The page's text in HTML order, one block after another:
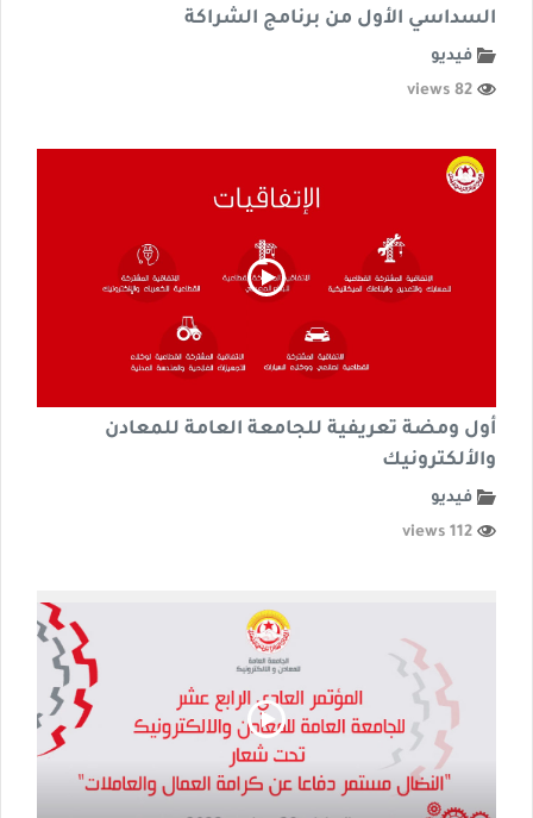
السداسي الأول من برنامج الشراكة
فيديو
أول ومضة تعريفية للجامعة العامة للمعادن
والألكترونيك
فيديو